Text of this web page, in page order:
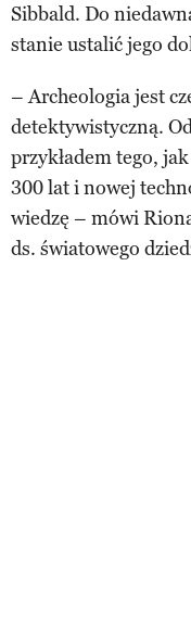
Sibbald. Do
stanie ustalić jego
– Archeologia jest
detektywistyczną.
przykładem tego,
300 lat i nowej
wiedzę – mówi
ds. światowego